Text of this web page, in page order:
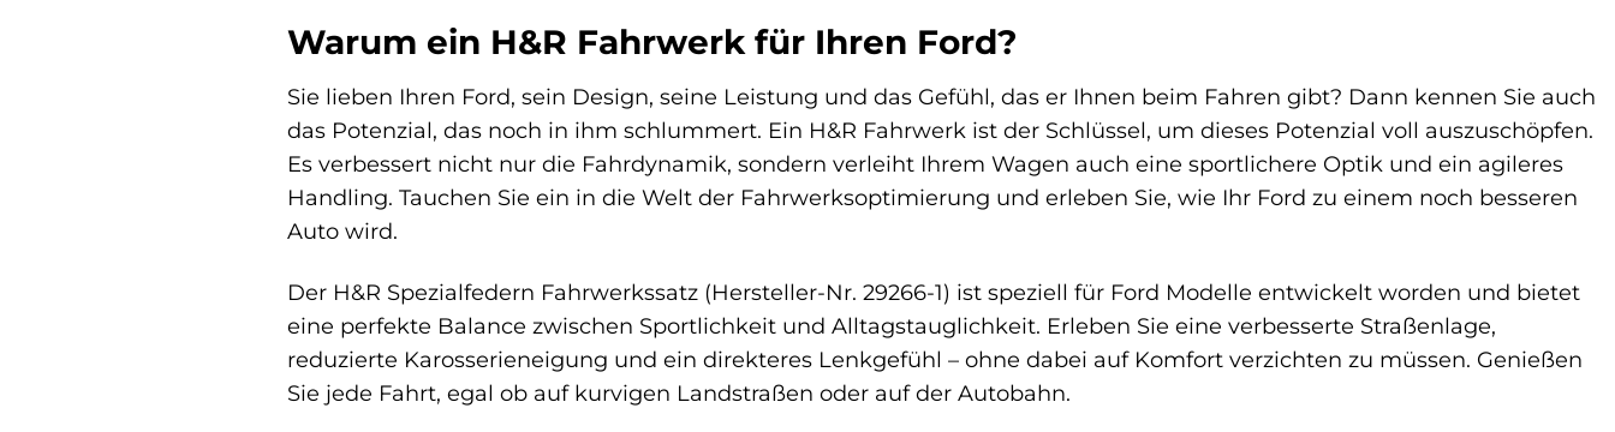
Warum ein H&R Fahrwerk für Ihren Ford?
Sie lieben Ihren Ford, sein Design, seine Leistung und das Gefühl, das er Ihnen beim Fahren gibt? Dann kennen Sie auch
das Potenzial, das noch in ihm schlummert. Ein H&R Fahrwerk ist der Schlüssel, um dieses Potenzial voll auszuschöpfen.
Es verbessert nicht nur die Fahrdynamik, sondern verleiht Ihrem Wagen auch eine sportlichere Optik und ein agileres
Handling. Tauchen Sie ein in die Welt der Fahrwerksoptimierung und erleben Sie, wie Ihr Ford zu einem noch besseren
Auto wird.
Der H&R Spezialfedern Fahrwerkssatz (Hersteller-Nr. 29266-1) ist speziell für Ford Modelle entwickelt worden und bietet
eine perfekte Balance zwischen Sportlichkeit und Alltagstauglichkeit. Erleben Sie eine verbesserte Straßenlage,
reduzierte Karosserieneigung und ein direkteres Lenkgefühl – ohne dabei auf Komfort verzichten zu müssen. Genießen
Sie jede Fahrt, egal ob auf kurvigen Landstraßen oder auf der Autobahn.